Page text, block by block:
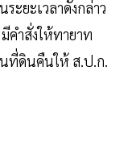
ะยะเวลาดังกล่าว
คําสั่งให้ทายาท
ที่ดินคืนให้ ส.ป.ก.